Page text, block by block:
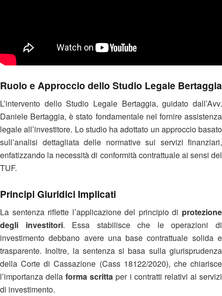
Ruolo e Approccio dello Studio Legale Bertaggia
L’intervento dello Studio Legale Bertaggia, guidato dall’Avv.
Daniele Bertaggia, è stato fondamentale nel fornire assistenza
legale all’investitore. Lo studio ha adottato un approccio basato
sull’analisi dettagliata delle normative sui servizi finanziari,
enfatizzando la necessità di conformità contrattuale ai sensi del
TUF.
Principi Giuridici Implicati
La sentenza riflette l’applicazione del principio di protezione
degli investitori. Essa stabilisce che le operazioni di
investimento debbano avere una base contrattuale solida e
trasparente. Inoltre, la sentenza si basa sulla giurisprudenza
della Corte di Cassazione (Cass 18122/2020), che chiarisce
l’importanza dellaforma scritta per i contratti relativi ai servizi
di investimento.